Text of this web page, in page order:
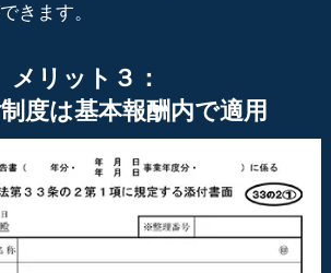
きます。
メリット３：
度は基本報酬内で適用